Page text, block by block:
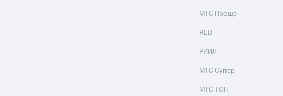
МТС Проще
RED
РИИЛ
МТС Супер
МТС ТОП